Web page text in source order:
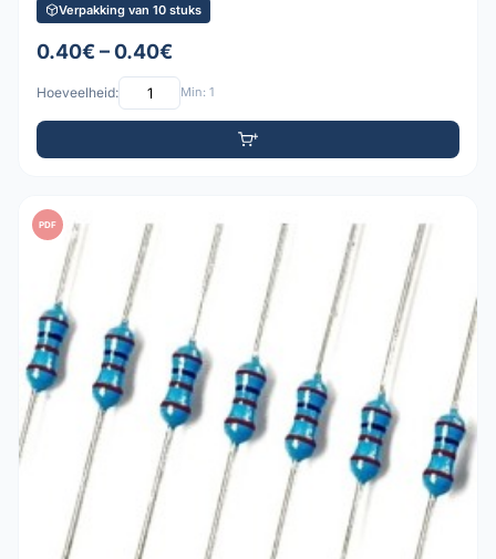
Verpakking van 10 stuks
0.40€ – 0.40€
Hoeveelheid: Min: 1
PDF